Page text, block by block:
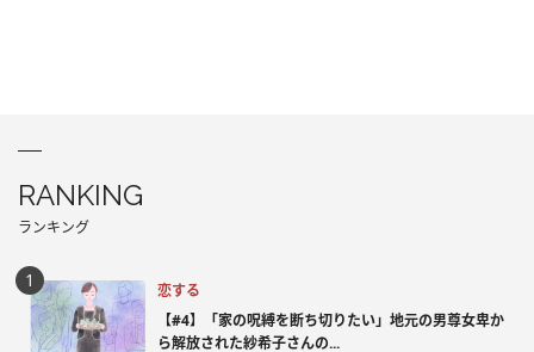
RANKING
ランキング
恋する
【#4】「家の呪縛を断ち切りたい」地元の男尊女卑か
ら解放された紗希子さんの...